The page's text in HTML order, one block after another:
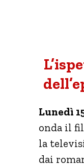
Lunedì
onda il
la
dai